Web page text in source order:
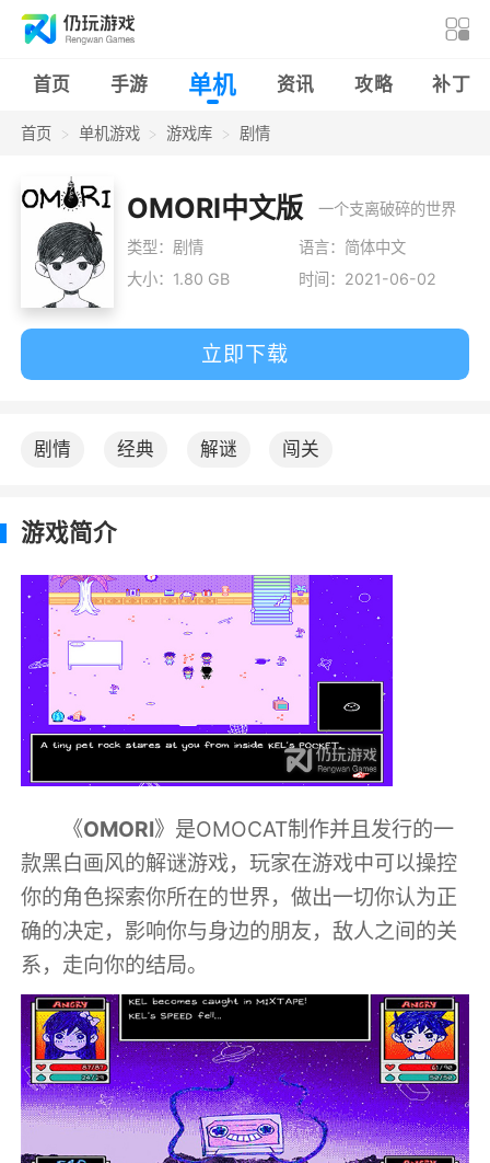
首页 手游 单机 资讯 攻略 补丁
首页 单机游戏 游戏库 剧情
OMORI中文版 一个支离破碎的世界
类型：剧情
语言：简体中文
大小：1.80 GB
时间：2021-06-02
立即下载
剧情 经典 解谜 闯关
游戏简介
《OMORI》是OMOCAT制作并且发行的一
款黑白画风的解谜游戏，玩家在游戏中可以操控
你的角色探索你所在的世界，做出一切你认为正
确的决定，影响你与身边的朋友，敌人之间的关
系，走向你的结局。